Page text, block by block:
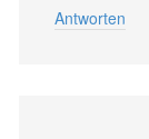
Antworten